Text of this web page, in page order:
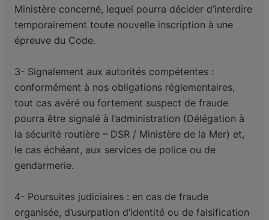
Ministère concerné, lequel pourra décider d’interdire
temporairement toute nouvelle inscription à une
épreuve du Code.
3- Signalement aux autorités compétentes :
conformément à nos obligations réglementaires,
tout cas avéré ou fortement suspect de fraude
pourra être signalé à l’administration (Délégation à
la sécurité routière – DSR / Ministère de la Mer) et,
le cas échéant, aux services de police ou de
gendarmerie.
4- Poursuites judiciaires : en cas de fraude
organisée, d’usurpation d’identité ou de falsification